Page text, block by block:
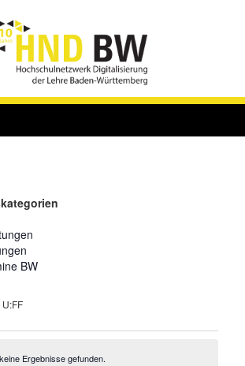
BW
U:FF
Ergebnisse gefunden.